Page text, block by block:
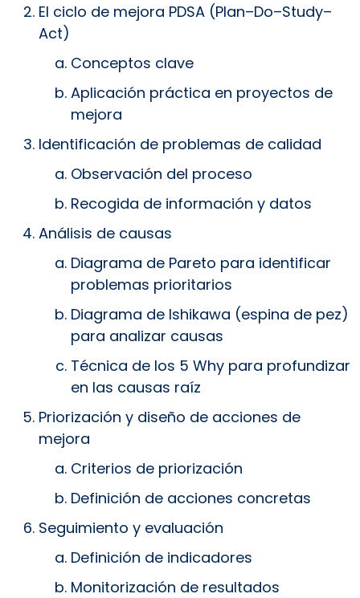
El ciclo de mejora PDSA (Plan–Do–Study–
Act)
Conceptos clave
Aplicación práctica en proyectos de
mejora
Identificación de problemas de calidad
Observación del proceso
Recogida de información y datos
Análisis de causas
Diagrama de Pareto para identificar
problemas prioritarios
Diagrama de Ishikawa (espina de pez)
para analizar causas
Técnica de los 5 Why para profundizar
en las causas raíz
Priorización y diseño de acciones de
mejora
Criterios de priorización
Definición de acciones concretas
Seguimiento y evaluación
Definición de indicadores
Monitorización de resultados